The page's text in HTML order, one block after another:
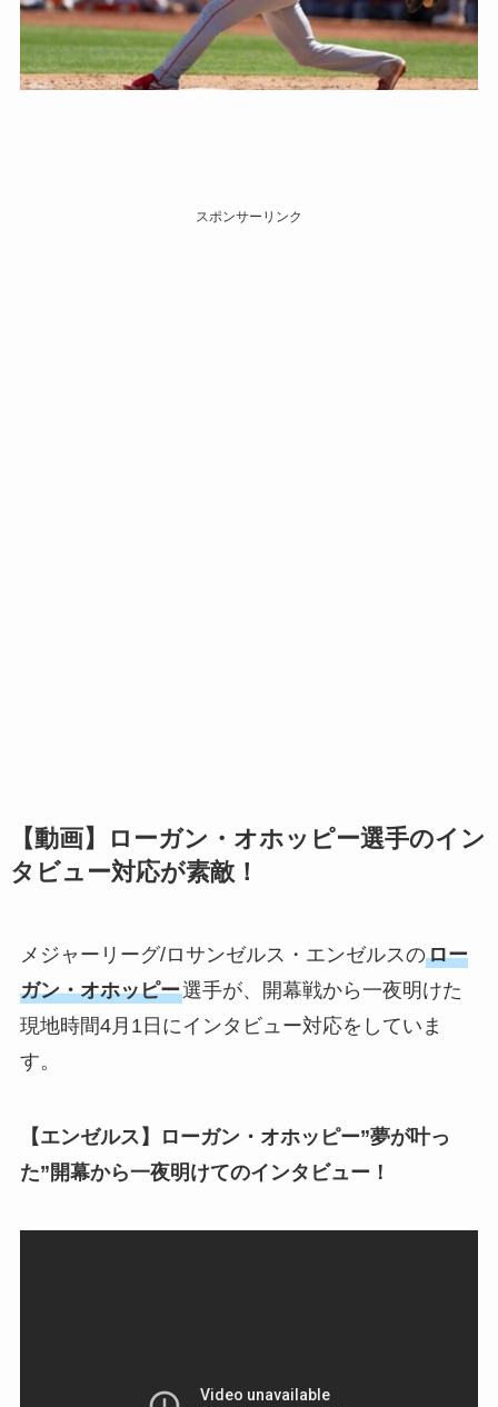
スポンサーリンク
【動画】ローガン・オホッピー選手のイン
タビュー対応が素敵！
メジャーリーグ/ロサンゼルス・エンゼルスのロー
ガン・オホッピー選手が、開幕戦から一夜明けた
現地時間4月1日にインタビュー対応をしていま
す。
【エンゼルス】ローガン・オホッピー”夢が叶っ
た”開幕から一夜明けてのインタビュー！